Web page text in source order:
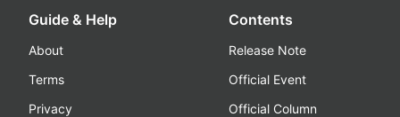
Guide & Help
About
Terms
Privacy
Contents
Release Note
Official Event
Official Column